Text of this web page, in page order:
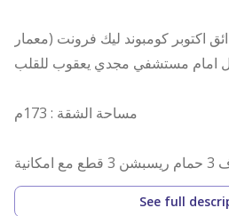
اكتوبر كومبوند ليك فرونت (معمار
امام مستشفي مجدي يعقوب للقلب
مساحة الشقة : 173م
التقسيمة الداخلية : 3 غرف 3 حمام ريسبشن 3 قطع مع امكانية
اضافة او تعديل التقسيمة الداخلية
See full